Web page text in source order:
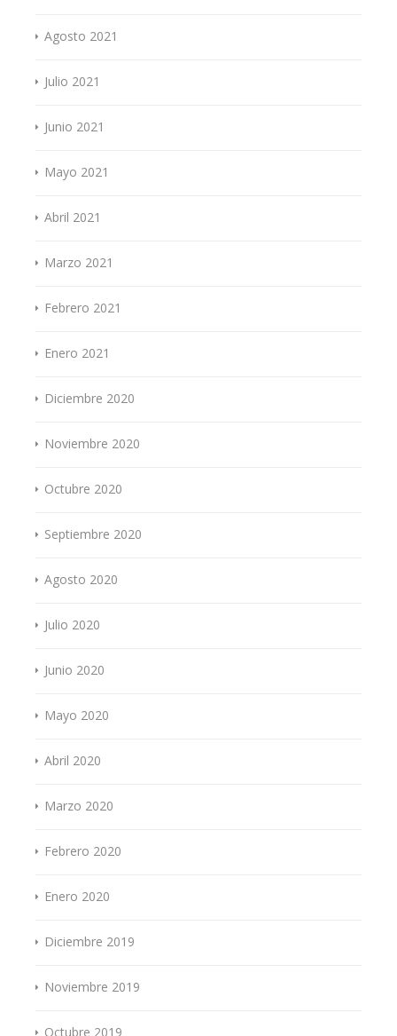
Agosto 2021
Julio 2021
Junio 2021
Mayo 2021
Abril 2021
Marzo 2021
Febrero 2021
Enero 2021
Diciembre 2020
Noviembre 2020
Octubre 2020
Septiembre 2020
Agosto 2020
Julio 2020
Junio 2020
Mayo 2020
Abril 2020
Marzo 2020
Febrero 2020
Enero 2020
Diciembre 2019
Noviembre 2019
Octubre 2019